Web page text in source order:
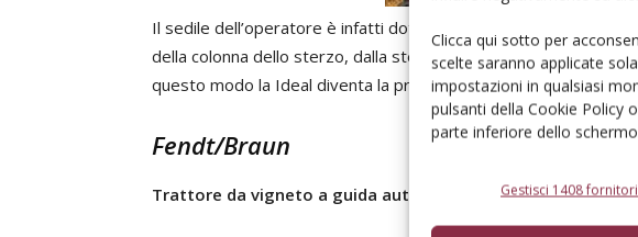
Clicca qui sotto per
scelte saranno applicate
impostazioni in qualsiasi
pulsanti della Cookie Policy
parte inferiore dello
Gestisci 1408 fornitori
Il sedile dell’operatore è infatti dotato di un bracciolo alla sua
della colonna dello sterzo, dalla sterzatura agli indicatori di
questo modo la Ideal diventa la prima macchina agricola
Fendt/Braun
Trattore da vigneto a guida automatica